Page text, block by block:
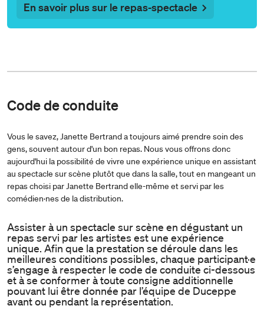
En savoir plus sur le repas-spectacle
Code de conduite
Vous le savez, Janette Bertrand a toujours aimé prendre soin des
gens, souvent autour d'un bon repas. Nous vous offrons donc
aujourd'hui la possibilité de vivre une expérience unique en assistant
au spectacle sur scène plutôt que dans la salle, tout en mangeant un
repas choisi par Janette Bertrand elle-même et servi par les
comédien·nes de la distribution.
Assister à un spectacle sur scène en dégustant un
repas servi par les artistes est une expérience
unique. Afin que la prestation se déroule dans les
meilleures conditions possibles, chaque participant·e
s’engage à respecter le code de conduite ci-dessous
et à se conformer à toute consigne additionnelle
pouvant lui être donnée par l’équipe de Duceppe
avant ou pendant la représentation.